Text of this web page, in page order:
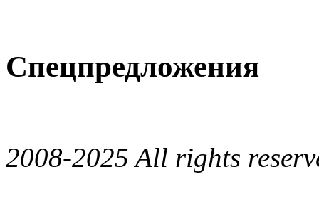
Спецпредложения
2008-2025 All rights